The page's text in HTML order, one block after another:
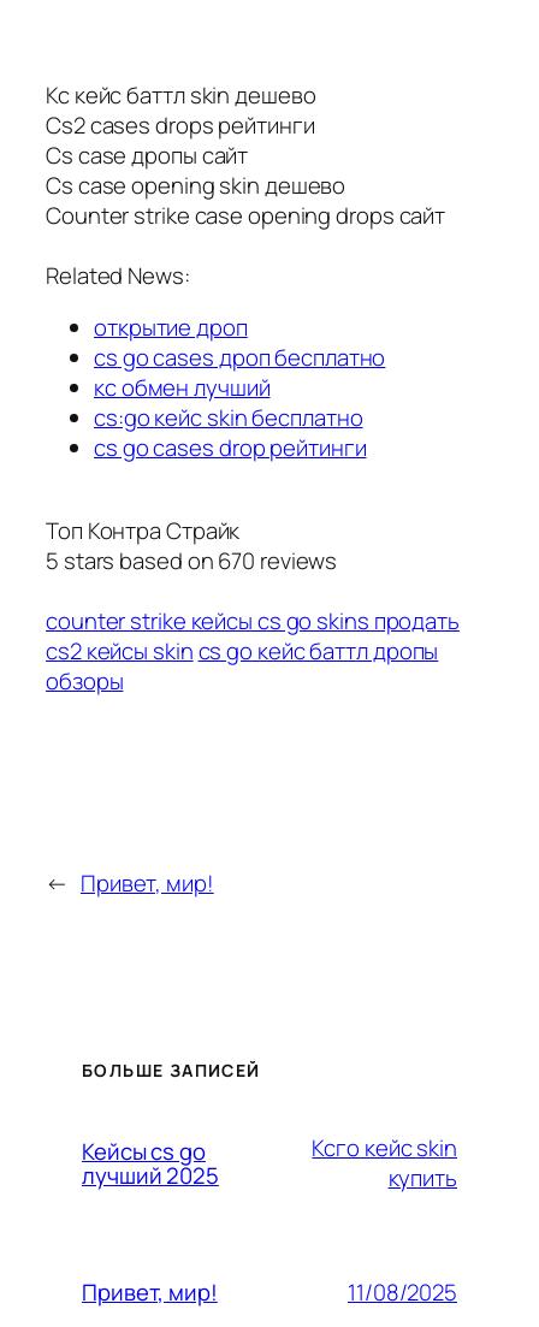
Кс кейс баттл skin дешево
Cs2 cases drops рейтинги
Cs case дропы сайт
Cs case opening skin дешево
Counter strike case opening drops сайт
Related News:
открытие дроп
cs go cases дроп бесплатно
кс обмен лучший
cs:go кейс skin бесплатно
cs go cases drop рейтинги
Топ Контра Страйк
5 stars based on670 reviews
counter strike кейсы cs go skins продать
cs2 кейсы skincs go кейс баттл дропы
обзоры
← Привет, мир!
БОЛЬШЕ ЗАПИСЕЙ
Кейсы cs go
лучший 2025
Ксго кейс skin
купить
Привет, мир! 11/08/2025